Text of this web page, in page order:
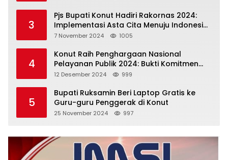
3
Pjs Bupati Konut Hadiri Rakornas 2024:
Implementasi Asta Cita Menuju Indonesia
Emas
7 November 2024 1005
4
Konut Raih Penghargaan Nasional
Pelayanan Publik 2024: Bukti Komitmen
Menuju Pelayanan Prima
12 Desember 2024 999
5
Bupati Ruksamin Beri Laptop Gratis ke
Guru-guru Penggerak di Konut
25 November 2024 997